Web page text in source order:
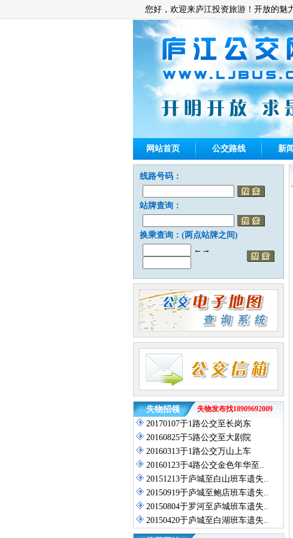
您好，欢迎来庐江投资旅游！开放的魅
网站首页 公交路线 新
线路号码：
站牌查询：
换乘查询：(两点站牌之间)
←→
失物招领 失物发布找18909692009
20170107于1路公交至长岗东
20160825于5路公交至大剧院
20160313于1路公交万山上车
20160123于4路公交金色年华至..
20151213于庐城至白山班车遗失..
20150919于庐城至鲍店班车遗失..
20150804于罗河至庐城班车遗失..
20150420于庐城至白湖班车遗失..